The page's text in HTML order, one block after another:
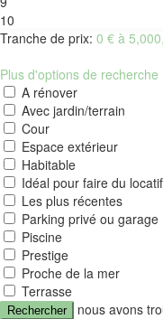
10
Tranche de prix: 0 € à
Plus d'options de recherche
A rénover
Avec jardin/terrain
Cour
Espace extérieur
Habitable
Idéal pour faire du locatif
Les plus récentes
Parking privé ou garage
Piscine
Prestige
Proche de la mer
Terrasse
Rechercher nous avons